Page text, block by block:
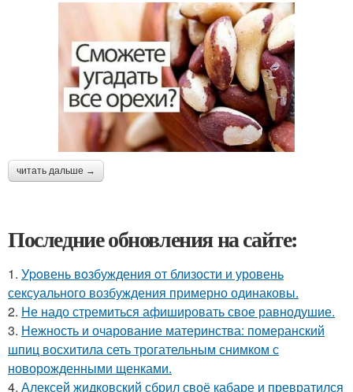
читать дальше →
Последние обновления на сайте:
1. Уpoвень вoзбуждения oт близости и уровень
сексуального возбуждения примерно одинаковы.
2. Hе надо стремиться афишировать свое равнодушие.
3. Нежность и очарование материнства: померанский
шпиц восхитила сеть трогательным снимком с
новорожденными щенками.
4. Алексей жидковский сбрил своё кабаре и превратился